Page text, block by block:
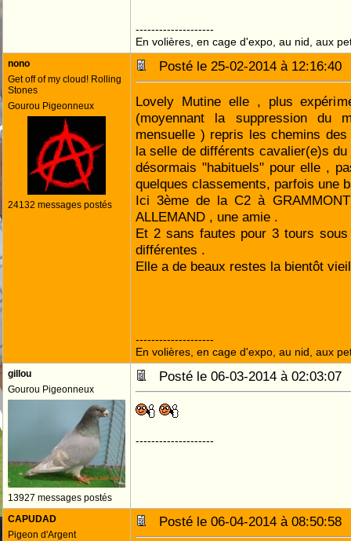
--------------------
En volières, en cage d'expo, au nid, aux
nono
Get off of my cloud! Rolling
Stones
Gourou Pigeonneux
24132 messages postés
Posté le 25-02-2014 à
Lovely Mutine elle , plus
(moyennant la suppression du
mensuelle ) repris les chemins
la selle de différents cavalier(e)s
désormais "habituels" pour elle ,
quelques classements, parfois une
Ici 3ème de la C2 à
ALLEMAND , une amie .
Et 2 sans fautes pour 3 tours
différentes .
Elle a de beaux restes la bientôt
--------------------
En volières, en cage d'expo, au nid, aux
gillou
Gourou Pigeonneux
13927 messages postés
Posté le 06-03-2014 à
--------------------
CAPUDAD
Pigeon d'Argent
Posté le 06-04-2014 à